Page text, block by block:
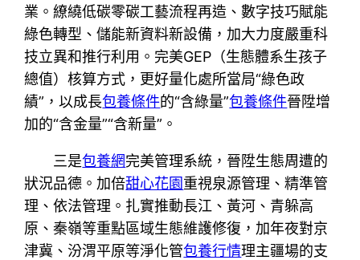
業。繚繞低碳零碳工藝流程再造、數字技巧賦能
綠色轉型、儲能新資料新設備，加大力度嚴重科
技立異和推行利用。完美GEP（生態體系生孩子
總值）核算方式，更好量化處所當局“綠色政
績”，以成長包養條件的“含綠量”包養條件晉陞增
加的“含金量”“含新量”。
三是包養網完美管理系統，晉陞生態周遭的
狀況品德。加倍甜心花園重視泉源管理、精準管
理、依法管理。扎實推動長江、黃河、青躲高
原、秦嶺等重點區域生態維護修復，加年夜對京
津冀、汾渭平原等淨化管包養行情理主疆場的支